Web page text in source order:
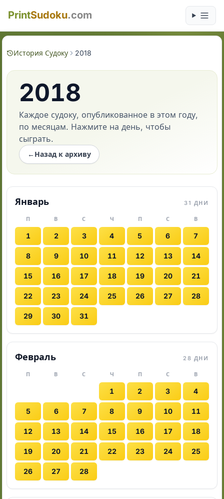
PrintSudoku.com
История Судоку 2018
2018
Каждое судоку, опубликованное в этом году,
по месяцам. Нажмите на день, чтобы
сыграть.
←Назад к архиву
Январь 31 ДНИ
П В С Ч П С В
1 2 3 4 5 6 7
8 9 10 11 12 13 14
15 16 17 18 19 20 21
22 23 24 25 26 27 28
29 30 31
Февраль 28 ДНИ
П В С Ч П С В
1 2 3 4
5 6 7 8 9 10 11
12 13 14 15 16 17 18
19 20 21 22 23 24 25
26 27 28